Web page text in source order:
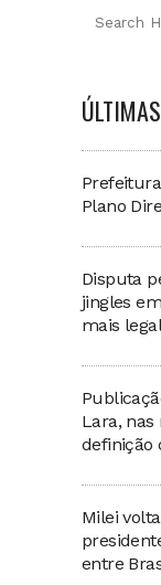
Plano
Disputa
jingles
mais
Lara, nas
definição
Milei
entre